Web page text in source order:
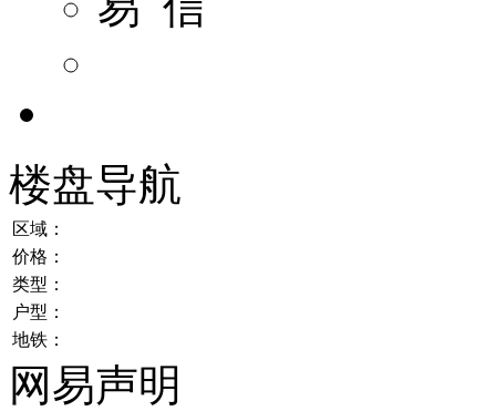
楼盘导航
区域：
价格：
类型：
户型：
地铁：
网易声明